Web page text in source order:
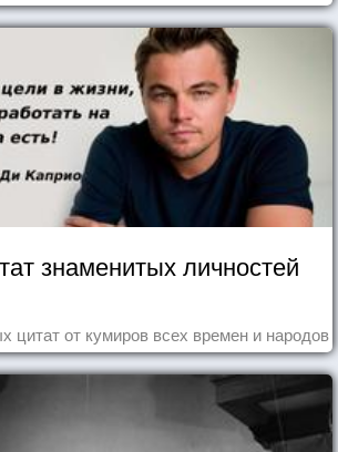
знаменитых личностей
цитат от кумиров всех времен и народов